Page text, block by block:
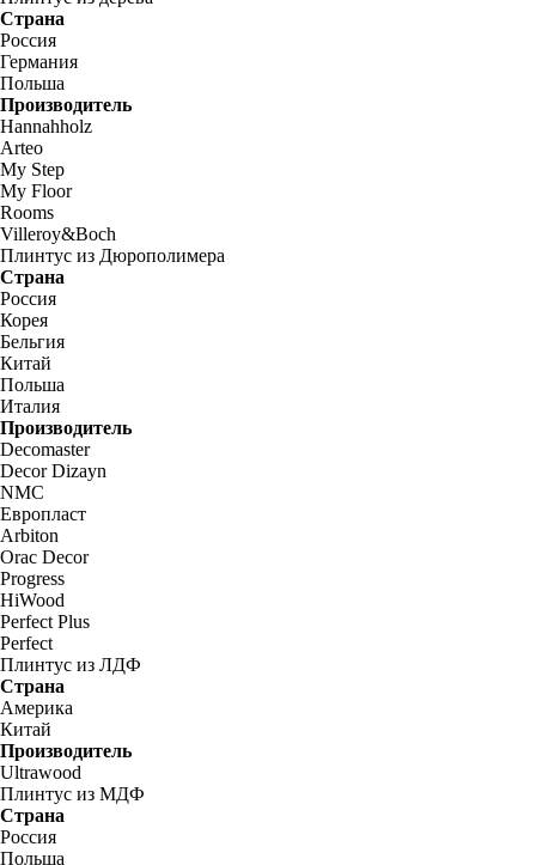
Страна
Россия
Германия
Польша
Производитель
Hannahholz
Arteo
My Step
My Floor
Rooms
Villeroy&Boch
Плинтус из Дюрополимера
Страна
Россия
Корея
Бельгия
Китай
Польша
Италия
Производитель
Decomaster
Decor Dizayn
NMC
Европласт
Arbiton
Orac Decor
Progress
HiWood
Perfect Plus
Perfect
Плинтус из ЛДФ
Страна
Америка
Китай
Производитель
Ultrawood
Плинтус из МДФ
Страна
Россия
Польша